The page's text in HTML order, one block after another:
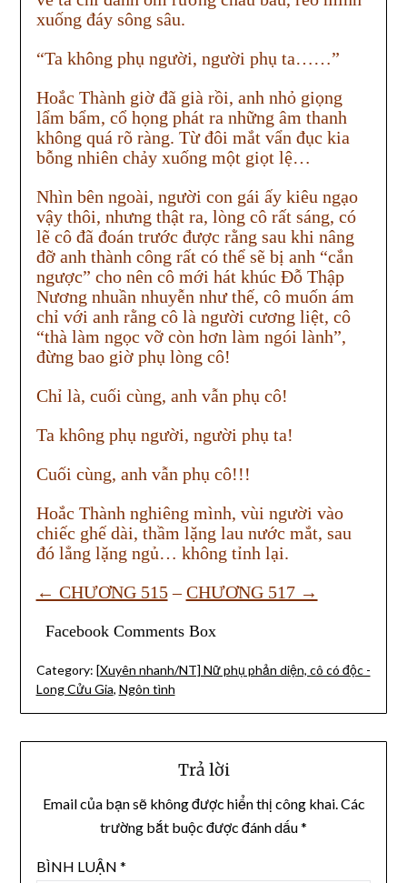
xuống đáy sông sâu.
“Ta không phụ người, người phụ ta……”
Hoắc Thành giờ đã già rồi, anh nhỏ giọng
lẩm bẩm, cổ họng phát ra những âm thanh
không quá rõ ràng. Từ đôi mắt vẩn đục kia
bỗng nhiên chảy xuống một giọt lệ…
Nhìn bên ngoài, người con gái ấy kiêu ngạo
vậy thôi, nhưng thật ra, lòng cô rất sáng, có
lẽ cô đã đoán trước được rằng sau khi nâng
đỡ anh thành công rất có thể sẽ bị anh “cắn
ngược” cho nên cô mới hát khúc Đỗ Thập
Nương nhuần nhuyễn như thế, cô muốn ám
chỉ với anh rằng cô là người cương liệt, cô
“thà làm ngọc vỡ còn hơn làm ngói lành”,
đừng bao giờ phụ lòng cô!
Chỉ là, cuối cùng, anh vẫn phụ cô!
Ta không phụ người, người phụ ta!
Cuối cùng, anh vẫn phụ cô!!!
Hoắc Thành nghiêng mình, vùi người vào
chiếc ghế dài, thầm lặng lau nước mắt, sau
đó lẳng lặng ngủ… không tỉnh lại.
← CHƯƠNG 515–CHƯƠNG 517 →
Facebook Comments Box
Category: [Xuyên nhanh/NT] Nữ phụ phản diện, cô có độc -
Long Cửu Gia, Ngôn tình
Trả lời
Email của bạn sẽ không được hiển thị công khai.Các
trường bắt buộc được đánh dấu*
BÌNH LUẬN *